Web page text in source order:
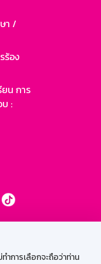
การเลือกจะถือว่าท่าน
า /
ร้อง
ยน การ
: